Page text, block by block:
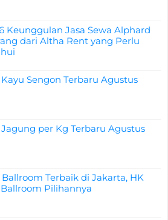
Keunggulan Jasa Sewa Alphard
dari Altha Rent yang Perlu
Sengon Terbaru Agustus
per Kg Terbaru Agustus
Terbaik di Jakarta, HK
Pilihannya